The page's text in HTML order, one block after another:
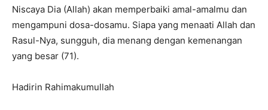
Niscaya Dia (Allah) akan memperbaiki amal-amalmu dan
mengampuni dosa-dosamu. Siapa yang menaati Allah dan
Rasul-Nya, sungguh, dia menang dengan kemenangan
yang besar (71).
Hadirin Rahimakumullah